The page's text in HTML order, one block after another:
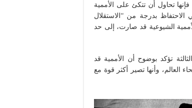
تحاول أن تتكئ على الأممية
بدرجة من “الاستقلال
الشيوعية قد صارت، إلى حد
تؤكد بوضوح أن الأممية قد
وأنها تصير أكثر قوة مع